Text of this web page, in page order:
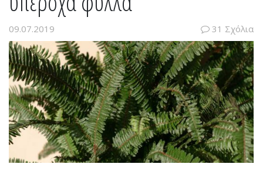
09.07.2019 31 Σχόλια